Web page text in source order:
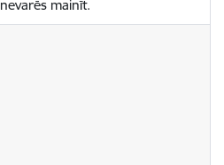
nevarēs mainīt.